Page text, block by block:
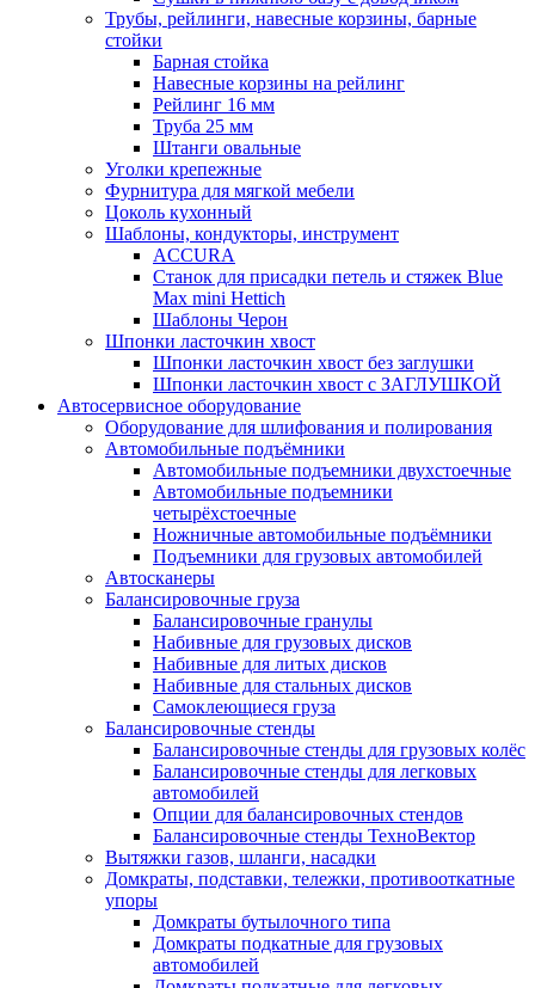
Трубы, рейлинги, навесные корзины, барные
стойки
Барная стойка
Навесные корзины на рейлинг
Рейлинг 16 мм
Труба 25 мм
Штанги овальные
Уголки крепежные
Фурнитура для мягкой мебели
Цоколь кухонный
Шаблоны, кондукторы, инструмент
ACCURA
Станок для присадки петель и стяжек Blue
Max mini Hettich
Шаблоны Черон
Шпонки ласточкин хвост
Шпонки ласточкин хвост без заглушки
Шпонки ласточкин хвост с ЗАГЛУШКОЙ
Автосервисное оборудование
Оборудование для шлифования и полирования
Автомобильные подъёмники
Автомобильные подъемники двухстоечные
Автомобильные подъемники
четырёхстоечные
Ножничные автомобильные подъёмники
Подъемники для грузовых автомобилей
Автосканеры
Балансировочные груза
Балансировочные гранулы
Набивные для грузовых дисков
Набивные для литых дисков
Набивные для стальных дисков
Самоклеющиеся груза
Балансировочные стенды
Балансировочные стенды для грузовых колёс
Балансировочные стенды для легковых
автомобилей
Опции для балансировочных стендов
Балансировочные стенды ТехноВектор
Вытяжки газов, шланги, насадки
Домкраты, подставки, тележки, противооткатные
упоры
Домкраты бутылочного типа
Домкраты подкатные для грузовых
автомобилей